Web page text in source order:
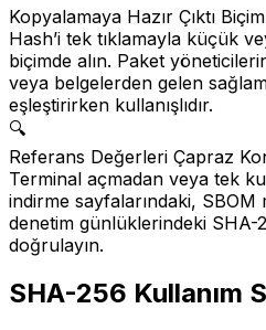
Kopyalamaya Hazır Çıktı
Hash’i tek tıklamayla küçük
biçimde alın. Paket
veya belgelerden gelen
eşleştirirken kullanışlıdır.
🔍
Referans Değerleri Çapraz
Terminal açmadan veya tek
indirme sayfalarındaki,
denetim günlüklerindeki SHA-
doğrulayın.
SHA-256 Kullanım